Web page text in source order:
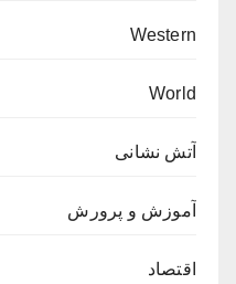
Western
World
آتش نشانی
آموزش و پرورش
اقتصاد